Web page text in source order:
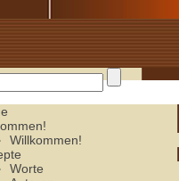
online
Willkommen!
Worte